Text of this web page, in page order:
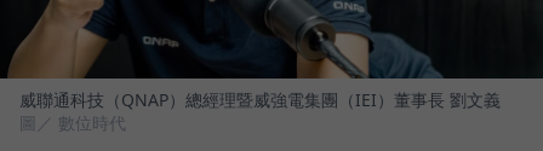
威聯通科技（QNAP）總經理暨威強電集團（IEI）董事長 劉文義
圖／ 數位時代